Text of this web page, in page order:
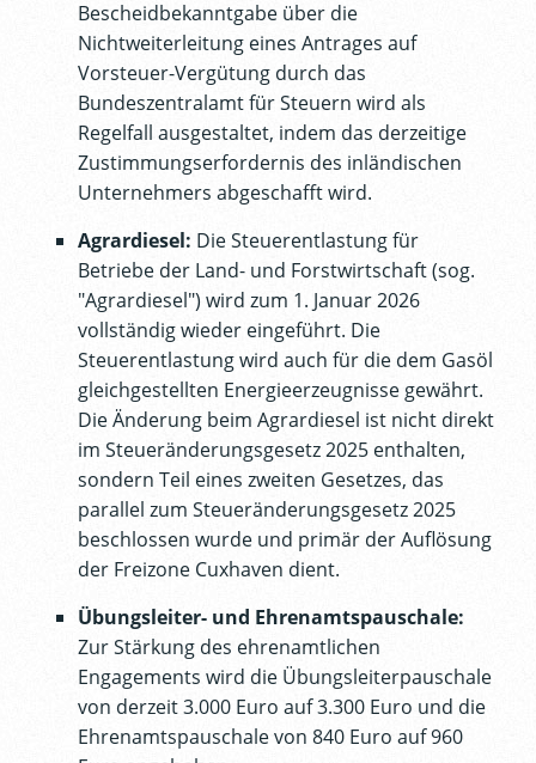
Bescheidbekanntgabe über die
Nichtweiterleitung eines Antrages auf
Vorsteuer-Vergütung durch das
Bundeszentralamt für Steuern wird als
Regelfall ausgestaltet, indem das derzeitige
Zustimmungserfordernis des inländischen
Unternehmers abgeschafft wird.
Agrardiesel: Die Steuerentlastung für
Betriebe der Land- und Forstwirtschaft (sog.
"Agrardiesel") wird zum 1. Januar 2026
vollständig wieder eingeführt. Die
Steuerentlastung wird auch für die dem Gasöl
gleichgestellten Energieerzeugnisse gewährt.
Die Änderung beim Agrardiesel ist nicht direkt
im Steueränderungsgesetz 2025 enthalten,
sondern Teil eines zweiten Gesetzes, das
parallel zum Steueränderungsgesetz 2025
beschlossen wurde und primär der Auflösung
der Freizone Cuxhaven dient.
Übungsleiter- und Ehrenamtspauschale:
Zur Stärkung des ehrenamtlichen
Engagements wird die Übungsleiterpauschale
von derzeit 3.000 Euro auf 3.300 Euro und die
Ehrenamtspauschale von 840 Euro auf 960